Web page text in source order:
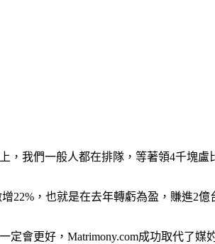
，我們一般人都在排隊，等著領4千
增22%，也就是在去年轉虧為盈，賺
會更好，Matrimony.com成功取代了